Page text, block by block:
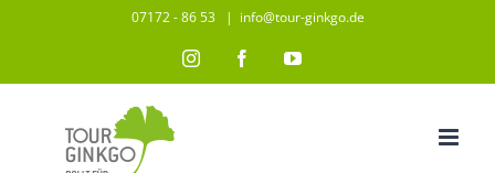
07172 - 86 53 | info@tour-ginkgo.de
InstagramFacebookYouTube